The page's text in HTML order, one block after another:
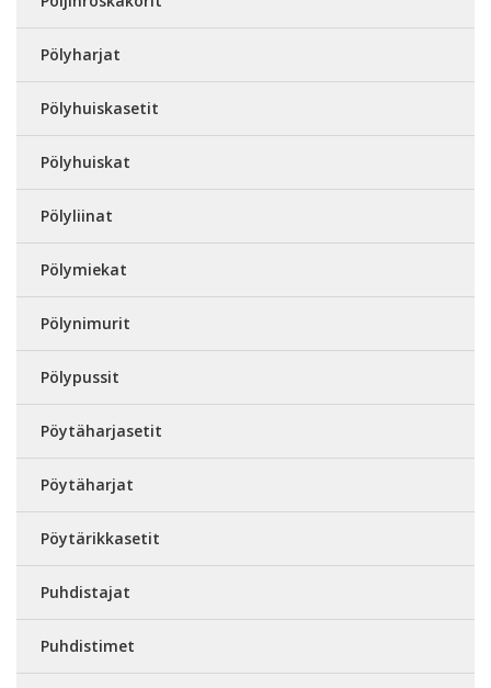
Pölyharjat
Pölyhuiskasetit
Pölyhuiskat
Pölyliinat
Pölymiekat
Pölynimurit
Pölypussit
Pöytäharjasetit
Pöytäharjat
Pöytärikkasetit
Puhdistajat
Puhdistimet